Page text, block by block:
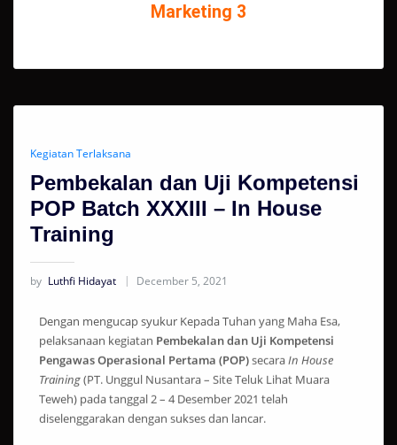
Marketing 3
Kegiatan Terlaksana
Pembekalan dan Uji Kompetensi
POP Batch XXXIII – In House
Training
by Luthfi Hidayat December 5, 2021
Dengan mengucap syukur Kepada Tuhan yang Maha Esa,
pelaksanaan kegiatan Pembekalan dan Uji Kompetensi
Pengawas Operasional Pertama (POP)secaraIn House
Training(PT. Unggul Nusantara – Site Teluk Lihat Muara
Teweh) pada tanggal 2 – 4 Desember 2021 telah
diselenggarakan dengan sukses dan lancar.